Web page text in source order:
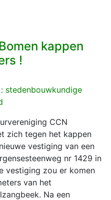
kappen
!
stedenbouwkundige
CCN
zich tegen het kappen
vestiging van een
nr 1429 in
vestiging zou er komen
van het
Na een